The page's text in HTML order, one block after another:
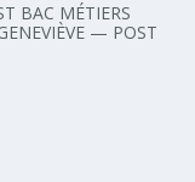
BAC MÉTIERS
— POST